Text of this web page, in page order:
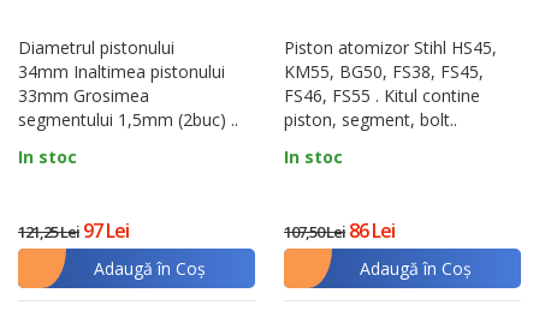
Diametrul pistonului
34mm Inaltimea pistonului
33mm Grosimea
segmentului 1,5mm (2buc) ..
In stoc
121,25 Lei 97 Lei
Adaugă în Coş
Piston atomizor Stihl HS45,
KM55, BG50, FS38, FS45,
FS46, FS55 . Kitul contine
piston, segment, bolt..
In stoc
107,50 Lei 86 Lei
Adaugă în Coş